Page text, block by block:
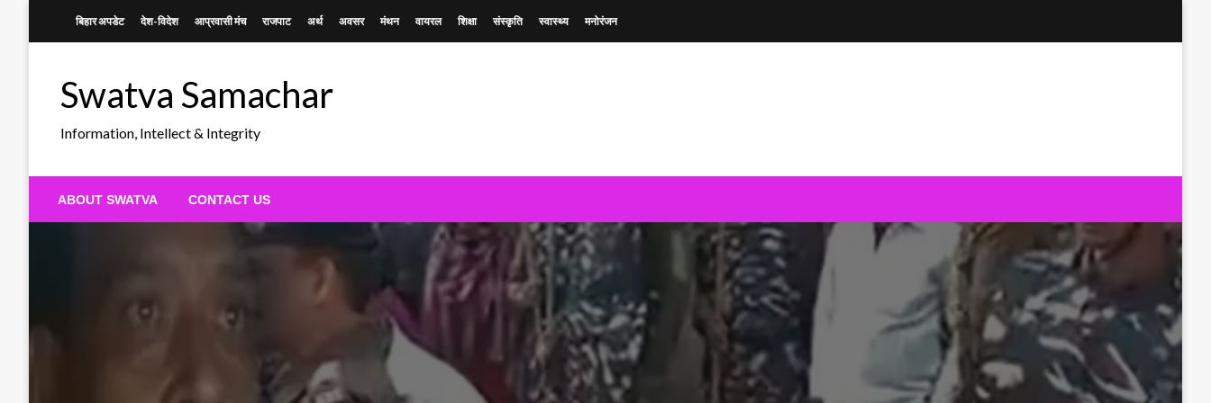
बिहार अपडेट देश-विदेश आप्रवासी मंच राजपाट अर्थ अवसर मंथन वायरल शिक्षा संस्कृति स्वास्थ्य मनोरंजन
Swatva Samachar
Information, Intellect & Integrity
ABOUT SWATVA CONTACT US